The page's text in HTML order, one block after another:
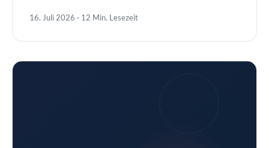
16. Juli 2026 · 12 Min. Lesezeit